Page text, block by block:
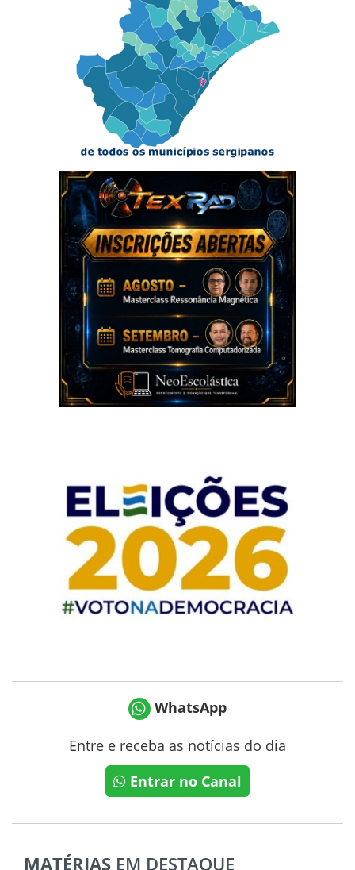
WhatsApp
Entre e receba as notícias do dia
Entrar no Canal
MATÉRIAS EM DESTAQUE